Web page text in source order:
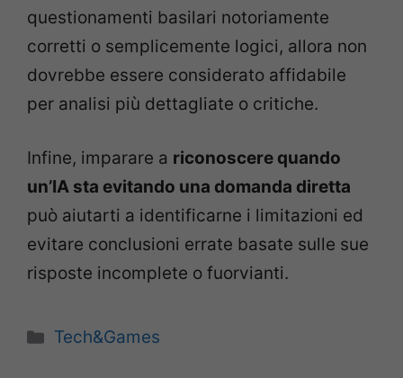
questionamenti basilari notoriamente
corretti o semplicemente logici, allora non
dovrebbe essere considerato affidabile
per analisi più dettagliate o critiche.
Infine, imparare a riconoscere quando
un’IA sta evitando una domanda diretta
può aiutarti a identificarne i limitazioni ed
evitare conclusioni errate basate sulle sue
risposte incomplete o fuorvianti.
Categorie
Tech&Games